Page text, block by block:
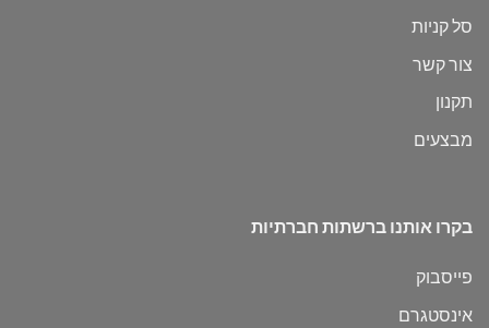
סל קניות
צור קשר
תקנון
מבצעים
בקרו אותנו ברשתות חברתיות
פייסבוק
אינסטגרם